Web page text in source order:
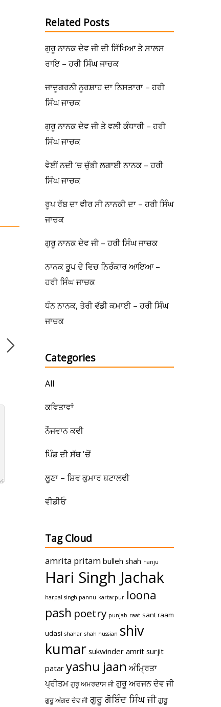
Related Posts
ਗੁਰੂ ਨਾਨਕ ਦੇਵ ਜੀ ਦੀ ਸਿੱਖਿਆ ਤੇ ਸਾਲਸ
ਰਾਇ – ਹਰੀ ਸਿੰਘ ਜਾਚਕ
ਜਾਦੂਗਰਨੀ ਨੂਰਸ਼ਾਹ ਦਾ ਨਿਸਤਾਰਾ – ਹਰੀ
ਸਿੰਘ ਜਾਚਕ
ਗੁਰੂ ਨਾਨਕ ਦੇਵ ਜੀ ਤੇ ਵਲੀ ਕੰਧਾਰੀ – ਹਰੀ
ਸਿੰਘ ਜਾਚਕ
ਵੇਈਂ ਨਦੀ ’ਚ ਚੁੱਭੀ ਲਗਾਈ ਨਾਨਕ – ਹਰੀ
ਸਿੰਘ ਜਾਚਕ
ਰੂਪ ਰੱਬ ਦਾ ਵੀਰ ਸੀ ਨਾਨਕੀ ਦਾ – ਹਰੀ ਸਿੰਘ
ਜਾਚਕ
ਗੁਰੂ ਨਾਨਕ ਦੇਵ ਜੀ – ਹਰੀ ਸਿੰਘ ਜਾਚਕ
ਨਾਨਕ ਰੂਪ ਦੇ ਵਿਚ ਨਿਰੰਕਾਰ ਆਇਆ –
ਹਰੀ ਸਿੰਘ ਜਾਚਕ
ਧੰਨ ਨਾਨਕ, ਤੇਰੀ ਵੱਡੀ ਕਮਾਈ – ਹਰੀ ਸਿੰਘ
ਜਾਚਕ
Categories
All
ਕਵਿਤਾਵਾਂ
ਨੌਜਵਾਨ ਕਵੀ
ਪਿੰਡ ਦੀ ਸੱਥ 'ਚੋਂ
ਲੂਣਾ – ਸ਼ਿਵ ਕੁਮਾਰ ਬਟਾਲਵੀ
ਵੀਡੀਓ
Tag Cloud
amrita pritam bulleh shah hanju
Hari Singh Jachak
harpal singh pannu kartarpur loona
pash poetry punjab raat sant raam
udasi shahar shah hussian shiv
kumar sukwinder amrit surjit
patar yashu jaan ਅੰਮ੍ਰਿਤਾ
ਪ੍ਰੀਤਮ ਗੁਰੂ ਅਮਰਦਾਸ ਜੀ ਗੁਰੂ ਅਰਜਨ ਦੇਵ ਜੀ
ਗੁਰੂ ਅੰਗਦ ਦੇਵ ਜੀ ਗੁਰੂ ਗੋਬਿੰਦ ਸਿੰਘ ਜੀ ਗੁਰੂ